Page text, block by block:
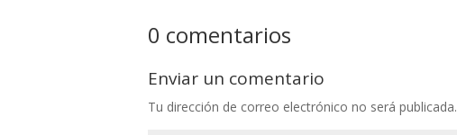
0 comentarios
Enviar un comentario
Tu dirección de correo electrónico no será publicada.